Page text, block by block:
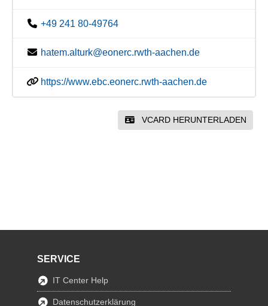
+49 241 80-49764
hatem.alturk@eonerc.rwth-aachen.de
https://www.ebc.eonerc.rwth-aachen.de
VCARD HERUNTERLADEN
SERVICE
IT Center Help
Datenschutzerklärung